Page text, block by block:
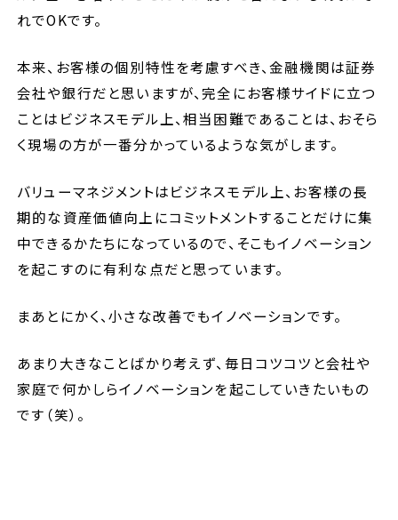
れでOKです。
本来、お客様の個別特性を考慮すべき、金融機関は証券
会社や銀行だと思いますが、完全にお客様サイドに立つ
ことはビジネスモデル上、相当困難であることは、おそら
く現場の方が一番分かっているような気がします。
バリューマネジメントはビジネスモデル上、お客様の長
期的な資産価値向上にコミットメントすることだけに集
中できるかたちになっているので、そこもイノベーション
を起こすのに有利な点だと思っています。
まあとにかく、小さな改善でもイノベーションです。
あまり大きなことばかり考えず、毎日コツコツと会社や
家庭で何かしらイノベーションを起こしていきたいもの
です（笑）。